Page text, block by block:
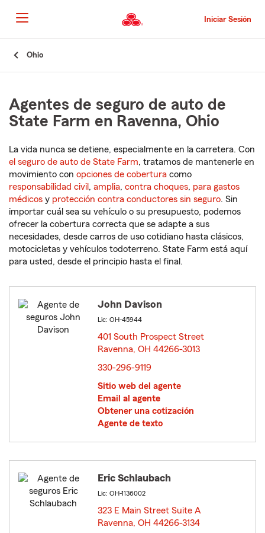
al
contenido
principal
Iniciar Sesión
Ohio
Agentes de seguro de auto de
State Farm en Ravenna, Ohio
La vida nunca se detiene, especialmente en la carretera. Con
el seguro de auto de State Farm, tratamos de mantenerle en
movimiento con opciones de cobertura como
responsabilidad civil , amplia, contra choques, para gastos
médicos y protección contra conductores sin seguro. Sin
importar cuál sea su vehículo o su presupuesto, podemos
ofrecer la cobertura correcta que se adapte a sus
necesidades, desde carros de uso cotidiano hasta clásicos,
motocicletas y vehículos todoterreno. State Farm está aquí
para usted, desde el principio hasta el final.
John Davison
Lic: OH-45944
401 South Prospect Street
Ravenna, OH 44266-3013
330-296-9119
Sitio web del agente
Email al agente
Obtener una cotización
Agente de texto
Eric Schlaubach
Lic: OH-1136002
323 E Main Street Suite A
Ravenna, OH 44266-3134